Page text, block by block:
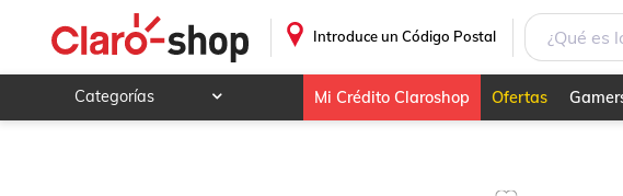
Introduce un Código Postal
Categorías Mi Crédito Claroshop Ofertas
Sombrero Unisex Camel Panal Papel Arroz Indiana M Nueva Imagen